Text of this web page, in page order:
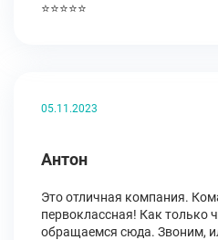
⭐⭐⭐⭐⭐
05.11.2023
Антон
Это отличная компания.
первоклассная! Как только
обращаемся сюда. Звоним,